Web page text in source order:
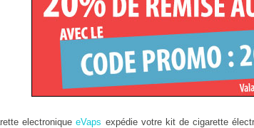
electroniqueeVaps expédie votre kit de cigarette